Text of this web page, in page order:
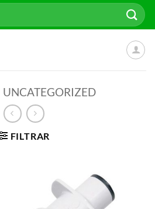
UNCATEGORIZED
FILTRAR